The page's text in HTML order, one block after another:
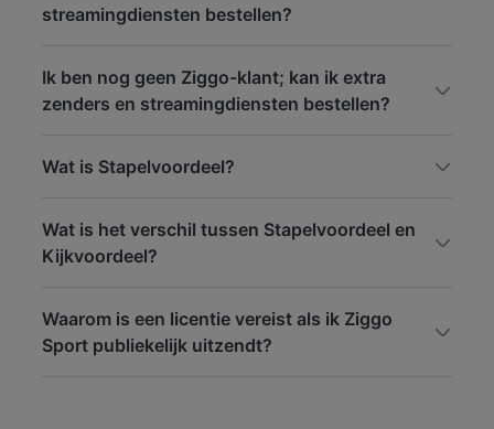
streamingdiensten bestellen?
Ik ben nog geen Ziggo-klant; kan ik extra
zenders en streamingdiensten bestellen?
Wat is Stapelvoordeel?
Wat is het verschil tussen Stapelvoordeel en
Kijkvoordeel?
Waarom is een licentie vereist als ik Ziggo
Sport publiekelijk uitzendt?